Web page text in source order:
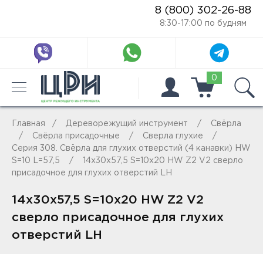
8 (800) 302-26-88
8:30-17:00 по будням
0
Главная Дереворежущий инструмент
Свёрла
Свёрла присадочные
Сверла глухие
Серия 308. Свёрла для глухих отверстий (4 канавки) HW
S=10 L=57,5
14x30x57,5 S=10x20 HW Z2 V2 сверло
присадочное для глухих отверстий LH
14x30x57,5 S=10x20 HW Z2 V2
сверло присадочное для глухих
отверстий LH